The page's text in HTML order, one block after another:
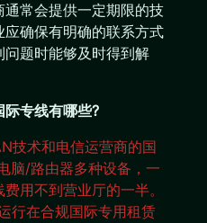
常会提供一定期限的技
确保有明确的联系方式
题时能够及时得到解
专线有哪些?
技术和电信运营商的国
脑/路由器多种设备，一
用不到营业厅的一半。
行在合规国际专用租赁